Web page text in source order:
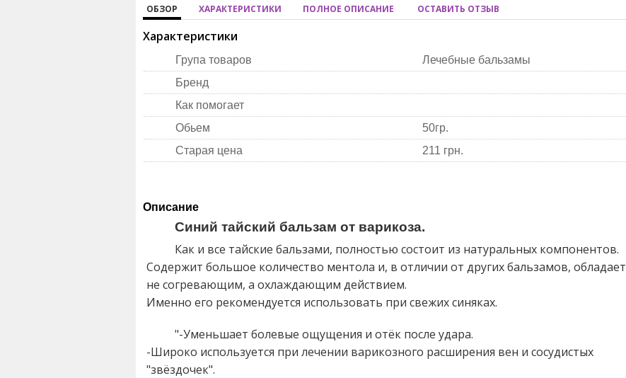
ОБЗОР ХАРАКТЕРИСТИКИ ПОЛНОЕ ОПИСАНИЕ ОСТАВИТЬ ОТЗЫВ
Характеристики
Група товаров
Лечебные бальзамы
Бренд
Как помогает
Обьем
50гр.
Старая цена
211 грн.
Описание
Синий тайский бальзам от варикоза.
Как и все тайские бальзами, полностью состоит из натуральных компонентов.
Содержит большое количество ментола и, в отличии от других бальзамов, обладает
не согревающим, а охлаждающим действием.
Именно его рекомендуется использовать при свежих синяках.
"-Уменьшает болевые ощущения и отёк после удара.
-Широко используется при лечении варикозного расширения вен и сосудистых
"звёздочек".